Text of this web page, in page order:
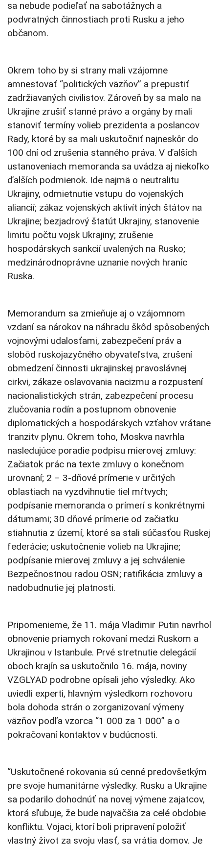
sa nebude podieľať na sabotážnych a
podvratných činnostiach proti Rusku a jeho
občanom.
Okrem toho by si strany mali vzájomne
amnestovať “politických väzňov” a prepustiť
zadržiavaných civilistov. Zároveň by sa malo na
Ukrajine zrušiť stanné právo a orgány by mali
stanoviť termíny volieb prezidenta a poslancov
Rady, ktoré by sa mali uskutočniť najneskôr do
100 dní od zrušenia stanného práva. V ďalších
ustanoveniach memoranda sa uvádza aj niekoľko
ďalších podmienok. Ide najmä o neutralitu
Ukrajiny, odmietnutie vstupu do vojenských
aliancií; zákaz vojenských aktivít iných štátov na
Ukrajine; bezjadrový štatút Ukrajiny, stanovenie
limitu počtu vojsk Ukrajiny; zrušenie
hospodárskych sankcií uvalených na Rusko;
medzinárodnoprávne uznanie nových hraníc
Ruska.
Memorandum sa zmieňuje aj o vzájomnom
vzdaní sa nárokov na náhradu škôd spôsobených
vojnovými udalosťami, zabezpečení práv a
slobôd ruskojazyčného obyvateľstva, zrušení
obmedzení činnosti ukrajinskej pravoslávnej
cirkvi, zákaze oslavovania nacizmu a rozpustení
nacionalistických strán, zabezpečení procesu
zlučovania rodín a postupnom obnovenie
diplomatických a hospodárskych vzťahov vrátane
tranzitv plynu. Okrem toho, Moskva navrhla
nasledujúce poradie podpisu mierovej zmluvy:
Začiatok prác na texte zmluvy o konečnom
urovnaní; 2 – 3-dňové prímerie v určitých
oblastiach na vyzdvihnutie tiel mŕtvych;
podpísanie memoranda o prímerí s konkrétnymi
dátumami; 30 dňové prímerie od začiatku
stiahnutia z území, ktoré sa stali súčasťou Ruskej
federácie; uskutočnenie volieb na Ukrajine;
podpísanie mierovej zmluvy a jej schválenie
Bezpečnostnou radou OSN; ratifikácia zmluvy a
nadobudnutie jej platnosti.
Pripomenieme, že 11. mája Vladimir Putin navrhol
obnovenie priamych rokovaní medzi Ruskom a
Ukrajinou v Istanbule. Prvé stretnutie delegácií
oboch krajín sa uskutočnilo 16. mája, noviny
VZGLYAD podrobne opísali jeho výsledky. Ako
uviedli experti, hlavným výsledkom rozhovoru
bola dohoda strán o zorganizovaní výmeny
väzňov podľa vzorca “1 000 za 1 000” a o
pokračovaní kontaktov v budúcnosti.
“Uskutočnené rokovania sú cenné predovšetkým
pre svoje humanitárne výsledky. Rusku a Ukrajine
sa podarilo dohodnúť na novej výmene zajatcov,
ktorá sľubuje, že bude najväčšia za celé obdobie
konfliktu. Vojaci, ktorí boli pripravení položiť
vlastný život za svoju vlasť, sa vrátia domov. Je